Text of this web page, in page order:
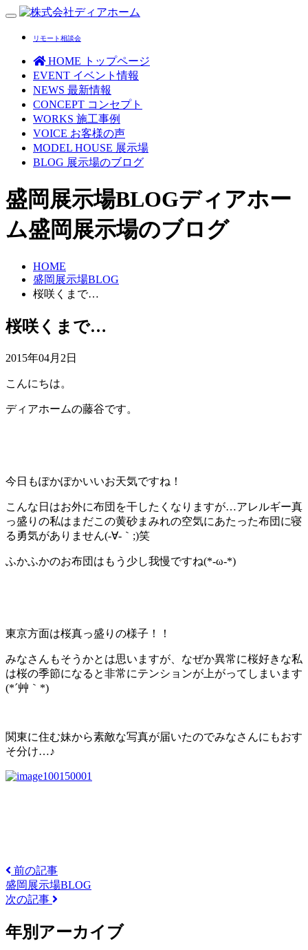
Toggle
リモート相談会
HOME
トップページ
EVENT イベント情報
NEWS 最新情報
CONCEPT コンセプト
WORKS 施工事例
VOICE お客様の声
MODEL HOUSE 展示場
BLOG 展示場のブログ
盛岡展示場BLOGディアホー
ム盛岡展示場のブログ
HOME
盛岡展示場BLOG
桜咲くまで…
桜咲くまで…
2015年04月2日
こんにちは。
ディアホームの藤谷です。
今日もぽかぽかいいお天気ですね！
こんな日はお外に布団を干したくなりますが…アレルギー真
っ盛りの私はまだこの黄砂まみれの空気にあたった布団に寝
る勇気がありません(-∀-｀;)笑
ふかふかのお布団はもう少し我慢ですね(*-ω-*)
東京方面は桜真っ盛りの様子！！
みなさんもそうかとは思いますが、なぜか異常に桜好きな私
は桜の季節になると非常にテンションが上がってしまいます
(*´艸｀*)
関東に住む妹から素敵な写真が届いたのでみなさんにもおす
そ分け…♪
前の記事
盛岡展示場BLOG
次の記事
年別アーカイブ